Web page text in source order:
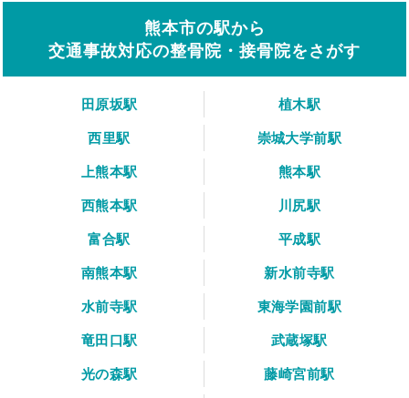
熊本市の駅から
交通事故対応の整骨院・接骨院をさがす
田原坂駅
植木駅
西里駅
崇城大学前駅
上熊本駅
熊本駅
西熊本駅
川尻駅
富合駅
平成駅
南熊本駅
新水前寺駅
水前寺駅
東海学園前駅
竜田口駅
武蔵塚駅
光の森駅
藤崎宮前駅